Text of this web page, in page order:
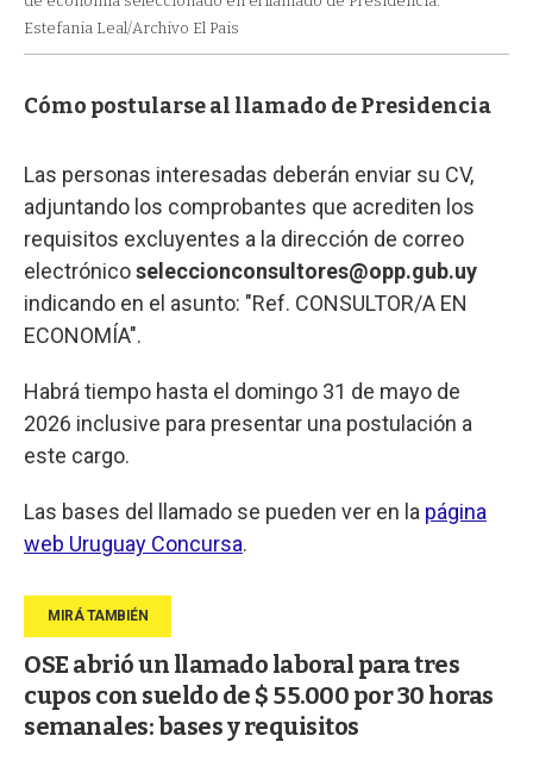
Estefania Leal/Archivo El Pais
Cómo postularse al llamado de Presidencia
Las personas interesadas deberán enviar su CV,
adjuntando los comprobantes que acrediten los
requisitos excluyentes a la dirección de correo
electrónicoseleccionconsultores@opp.gub.uy
indicando en el asunto: "Ref. CONSULTOR/A EN
ECONOMÍA".
Habrá tiempo hasta el domingo 31 de mayo de
2026 inclusive para presentar una postulación a
este cargo.
Las bases del llamado se pueden ver en la página
web Uruguay Concursa.
OSE abrió un llamado laboral para tres
cupos con sueldo de $ 55.000 por 30 horas
semanales: bases y requisitos